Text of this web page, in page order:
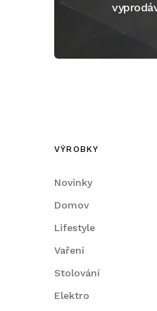
VÝROBKY
Novinky
Domov
Lifestyle
Vaření
Stolování
Elektro